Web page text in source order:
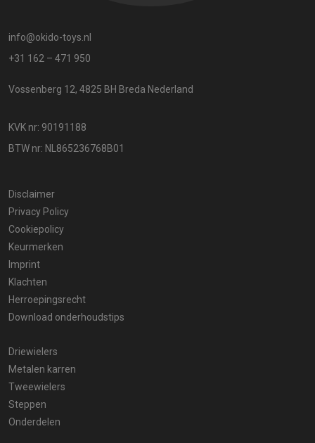
info@okido-toys.nl
+31 162 – 471 950
Vossenberg 12, 4825 BH Breda Nederland
KVK nr: 90191188
BTW nr: NL865236768B01
Disclaimer
Privacy Policy
Cookiepolicy
Keurmerken
Imprint
Klachten
Herroepingsrecht
Download onderhoudstips
Driewielers
Metalen karren
Tweewielers
Steppen
Onderdelen